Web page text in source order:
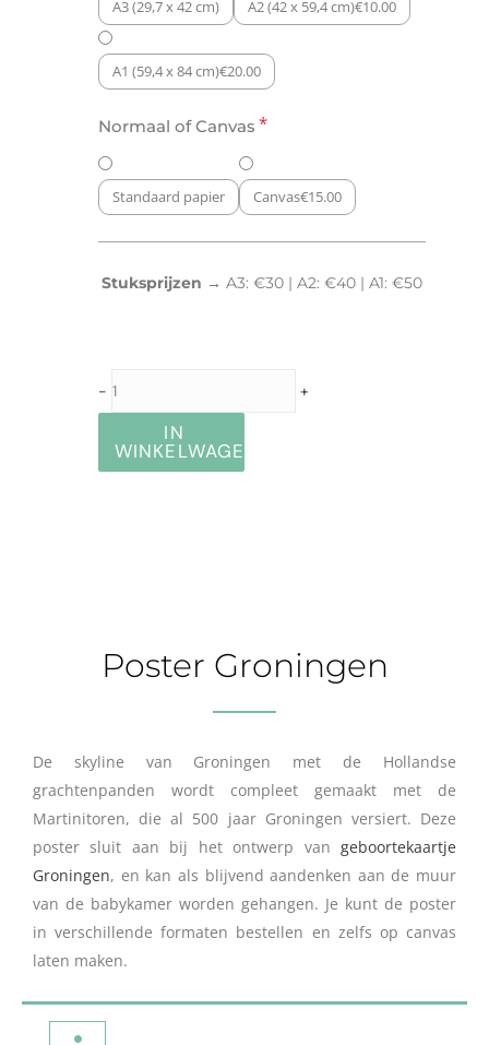
A3 (29,7 x 42 cm) A2 (42 x 59,4 cm)€10.00
A1 (59,4 x 84 cm)€20.00
Normaal of Canvas *
Standaard papier Canvas€15.00
Stuksprijzen → A3: €30 | A2: €40 | A1: €50
- +
IN
WINKELWAGEN
Poster Groningen
De skyline van Groningen met de Hollandse
grachtenpanden wordt compleet gemaakt met de
Martinitoren, die al 500 jaar Groningen versiert. Deze
poster sluit aan bij het ontwerp van geboortekaartje
Groningen, en kan als blijvend aandenken aan de muur
van de babykamer worden gehangen. Je kunt de poster
in verschillende formaten bestellen en zelfs op canvas
laten maken.